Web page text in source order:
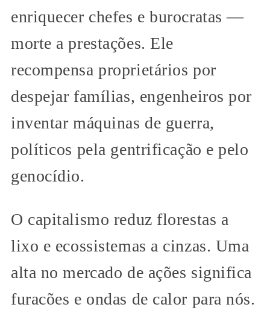
enriquecer chefes e burocratas —
morte a prestações. Ele
recompensa proprietários por
despejar famílias, engenheiros por
inventar máquinas de guerra,
políticos pela gentrificação e pelo
genocídio.
O capitalismo reduz florestas a
lixo e ecossistemas a cinzas. Uma
alta no mercado de ações significa
furacões e ondas de calor para nós.